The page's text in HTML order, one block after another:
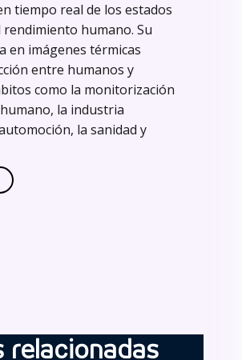
tiempo real de los estados
rendimiento humano. Su
en imágenes térmicas
entre humanos y
como la monitorización
la industria
la sanidad y
relacionadas